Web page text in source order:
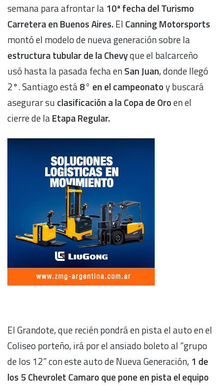
semana para afrontar la 10ª fecha del Turismo
Carretera en Buenos Aires. El Canning Motorsports
montó el modelo de nueva generación sobre la
estructura tubular de la Chevyque el balcarceño
usó hasta la pasada fecha enSan Juan, donde llegó
2°. Santiago está8° en el campeonatoy buscará
asegurar su clasificación a la Copa de Oroen el
cierre de laEtapa Regular.
El Grandote, que recién pondrá en pista el auto en el
Coliseo porteño, irá por el ansiado boleto al “grupo
de los 12” con este auto de Nueva Generación, 1 de
los 5 Chevrolet Camaro que pone en pista el equipo